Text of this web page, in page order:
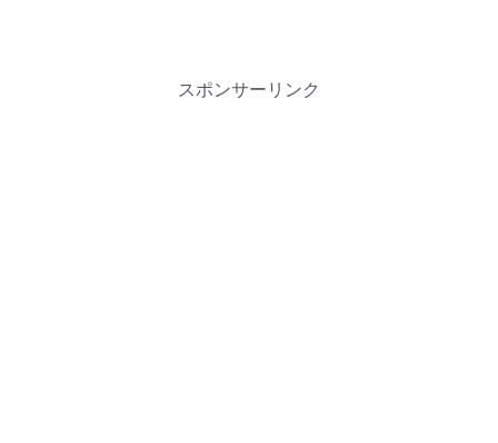
スポンサーリンク